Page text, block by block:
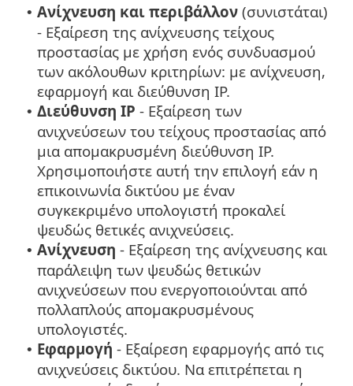
• Ανίχνευση και περιβάλλον (συνιστάται)
- Εξαίρεση της ανίχνευσης τείχους
προστασίας με χρήση ενός συνδυασμού
των ακόλουθων κριτηρίων: με ανίχνευση,
εφαρμογή και διεύθυνση IP.
• Διεύθυνση IP - Εξαίρεση των
ανιχνεύσεων του τείχους προστασίας από
μια απομακρυσμένη διεύθυνση IP.
Χρησιμοποιήστε αυτή την επιλογή εάν η
επικοινωνία δικτύου με έναν
συγκεκριμένο υπολογιστή προκαλεί
ψευδώς θετικές ανιχνεύσεις.
• Ανίχνευση - Εξαίρεση της ανίχνευσης και
παράλειψη των ψευδώς θετικών
ανιχνεύσεων που ενεργοποιούνται από
πολλαπλούς απομακρυσμένους
υπολογιστές.
• Εφαρμογή - Εξαίρεση εφαρμογής από τις
ανιχνεύσεις δικτύου. Να επιτρέπεται η